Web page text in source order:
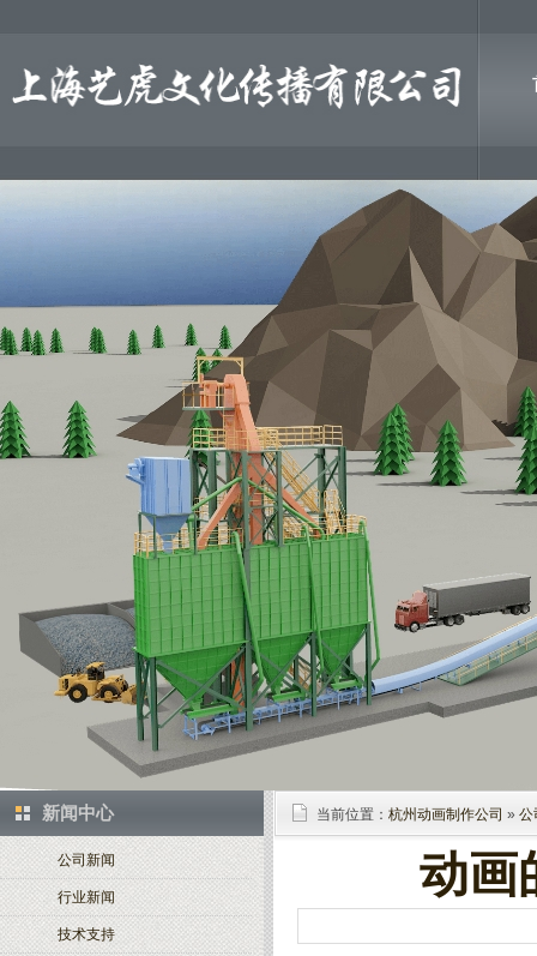
新闻中心
公司新闻
行业新闻
技术支持
当前位置： 杭州动画制作公司 » 公
动画